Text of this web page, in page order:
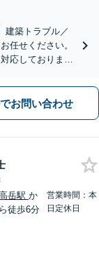
建築トラブル／
任せください。
応しておりま
お問い合わせ
岳駅 か
ら徒歩6分
営業時間：本
日定休日